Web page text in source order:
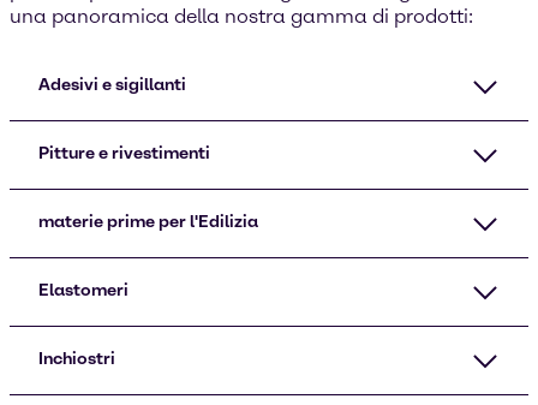
una panoramica della nostra gamma di prodotti:
Adesivi e sigillanti
Pitture e rivestimenti
materie prime per l'Edilizia
Elastomeri
Inchiostri